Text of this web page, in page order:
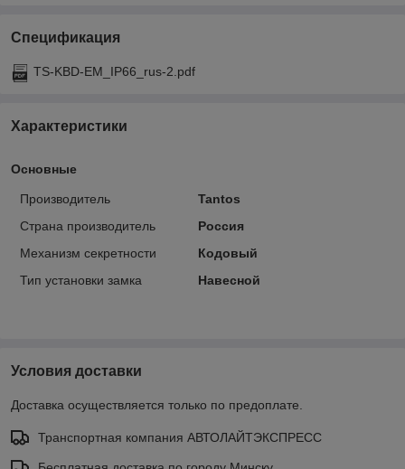
Спецификация
TS-KBD-EM_IP66_rus-2.pdf
Характеристики
Основные
Производитель
Tantos
Страна производитель
Россия
Механизм секретности
Кодовый
Тип установки замка
Навесной
Условия доставки
Доставка осуществляется только по предоплате.
Транспортная компания АВТОЛАЙТЭКСПРЕСС